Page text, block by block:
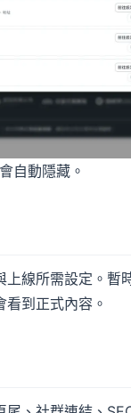
自動隱藏。
線所需設定。暫
到正式內容。